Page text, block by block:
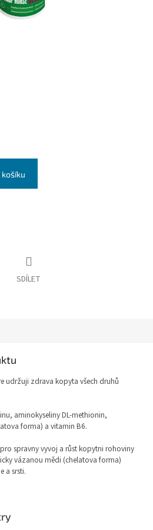
SDÍLET
udržuji zdrava kopyta všech druhů
aminokyseliny DL-methionin,
forma) a vitamin B6.
spravny vyvoj a růst kopytni rohoviny
vázanou mědi (chelatova forma)
a srsti.